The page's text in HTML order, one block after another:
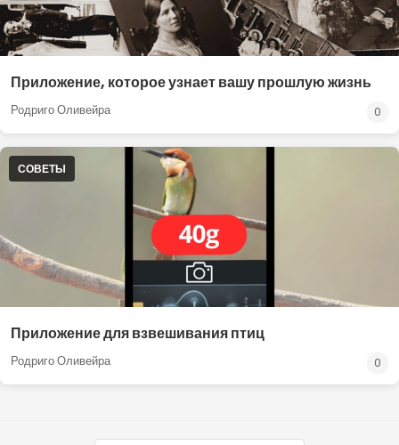
Приложение, которое узнает вашу прошлую жизнь
Родриго Оливейра 0
СОВЕТЫ
Приложение для взвешивания птиц
Родриго Оливейра 0